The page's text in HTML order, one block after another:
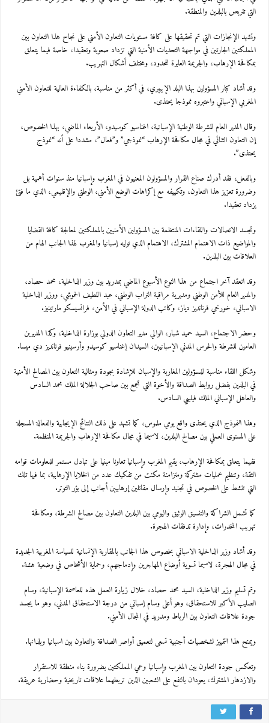
التي تتربص بالبلدين والمنطقة.
وتشهد الإنجازات التي تم تحقيقها على كافة مستويات التعاون الأمني على نجاح هذا التعاون بين
المملكتين الجارتين في مواجهة التحديات الأمنية التي تزداد صعوبة وتعقيدا، خاصة فيما يتعلق
بمكافحة الإرهاب، والجريمة العابرة للحدود، ومختلف أشكال التهريب.
وقد أشاد كبار المسؤولين بهذا البلد الإيبيري، في أكثر من مناسبة، بالكفاءة العالية للتعاون الأمني
المغربي الإسباني واعتبروه نموذجا يحتذى.
وقال المدير العام للشرطة الوطنية الإسبانية، اغناسيو كوسيدو، الأربعاء الماضي، بهذا الخصوص،
إن التعاون الثنائي في مجال مكافحة الإرهاب “نموذجي” و”فعال”، مشددا على أنه “نموذج
يحتذى”.
وبالفعل، فقد أدرك صناع القرار والمسؤولون المعنيون في المغرب وإسبانيا منذ سنوات أهمية بل
وضرورة تعزيز هذا التعاون، وتكييفه مع إكراهات الوضع الأمني، الوطني والإقليمي، الذي ما فتئ
يزداد تعقيدا.
وتجسد الاتصالات واللقاءات المنتظمة بين المسؤولين الأمنيين بالمملكتين لمعالجة كافة القضايا
والمواضيع ذات الاهتمام المشترك، الاهتمام الذي توليه إسبانيا والمغرب لهذا الجانب الهام من
العلاقات بين البلدين.
وقد انعقد آخر اجتماع من هذا النوع الأسبوع الماضي بمدريد بين وزير الداخلية، محمد حصاد،
والمدير العام للأمن الوطني ومديرية مراقبة التراب الوطني، عبد اللطيف الحموشي، ووزير الداخلية
الاسباني، خورخي فرنانديز دياز، وكاتب الدولة الإسباني في الأمن، فرانسيسكو مارتينيز.
وحضر الاجتماع، السيد حميد شبار، الوالي مدير التعاون الدولي بوزارة الداخلية، وكذا المديرين
العامين للشرطة والحرس المدني الإسبانيين، السيدان إغناسيو كوسيدو وأرسينيو فرنانديز دي ميسا.
وشكل اللقاء مناسبة للمسؤولين المغاربة والإسبان للإشادة بجودة ومثالية التعاون بين المصالح الأمنية
في البلدين بفضل روابط الصداقة والأخوة التي تجمع بين صاحب الجلالة الملك محمد السادس
والعاهل الإسباني الملك فيليبي السادس.
وهذا النموذج الذي يحتذى واقع يومي ملموس، كما تشهد على ذلك النتائج الإيجابية والفعالة المسجلة
على المستوى العملي بين مصالح البلدين، لاسيما في مجال مكافحة الإرهاب والجريمة المنظمة.
ففيما يتعلق بمكافحة الإرهاب، يقيم المغرب وإسبانيا تعاونا مبنيا على تبادل مستمر للمعلومات قوامه
الثقة، وتنظيم عمليات مشتركة ومتزامنة مكنت من تفكيك عدد من الخلايا الإرهابية، بما فيها تلك
التي تنشط على الخصوص في تجنيد وإرسال مقاتلين إرهابيين أجانب إلى بؤر التوتر.
كما تشمل الشراكة والتنسيق الوثيق واليومي بين البلدين التعاون بين مصالح الشرطة، ومكافحة
تهريب المخدرات، وإدارة تدفقات الهجرة.
وقد أشاد وزير الداخلية الاسباني بخصوص هذا الجانب بالمقاربة الإنسانية للسياسة المغربية الجديدة
في مجال الهجرة، لاسيما تسوية أوضاع المهاجرين وإدماجهم، وحماية الأشخاص في وضعية هشة.
وتم تسليم وزير الداخلية، السيد محمد حصاد، خلال زيارة العمل هذه للعاصمة الإسبانية، وسام
الصليب الأكبر للاستحقاق، وهو أعلى وسام إسباني من درجة الاستحقاق المدني، وهو ما يجسد
جودة علاقات التعاون بين الرباط ومدريد في المجال الأمني.
ويمنح هذا التمييز لشخصيات أجنبية تسعى لتعميق أواصر الصداقة والتعاون بين اسبانيا وبلدانها.
وتعكس جودة التعاون بين المغرب وإسبانيا وعي المملكتين بضرورة بناء منطقة للاستقرار
والازدهار المشترك، يعودان بالنفع على الشعبين الذين تربطهما علاقات تاريخية وحضارية عريقة.